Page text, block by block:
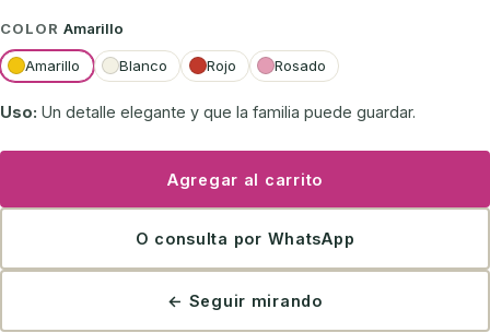
COLOR Amarillo
Amarillo Blanco Rojo Rosado
Uso: Un detalle elegante y que la familia puede guardar.
Agregar al carrito
O consulta por WhatsApp
← Seguir mirando